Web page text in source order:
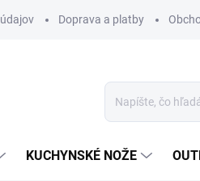
Doprava a platby
KUCHYNSKÉ NOŽE